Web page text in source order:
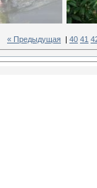
« Предыдущая | 40 41